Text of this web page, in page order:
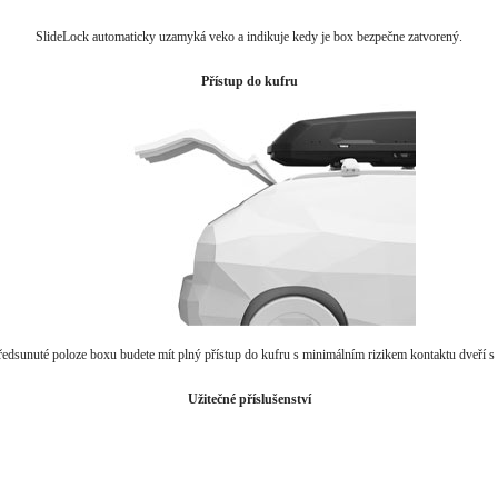
SlideLock automaticky uzamyká veko a indikuje kedy je box bezpečne zatvorený.
Přístup do kufru
poloze boxu budete mít plný přístup do kufru s minimálním rizikem kontaktu dveří s
Užitečné příslušenství